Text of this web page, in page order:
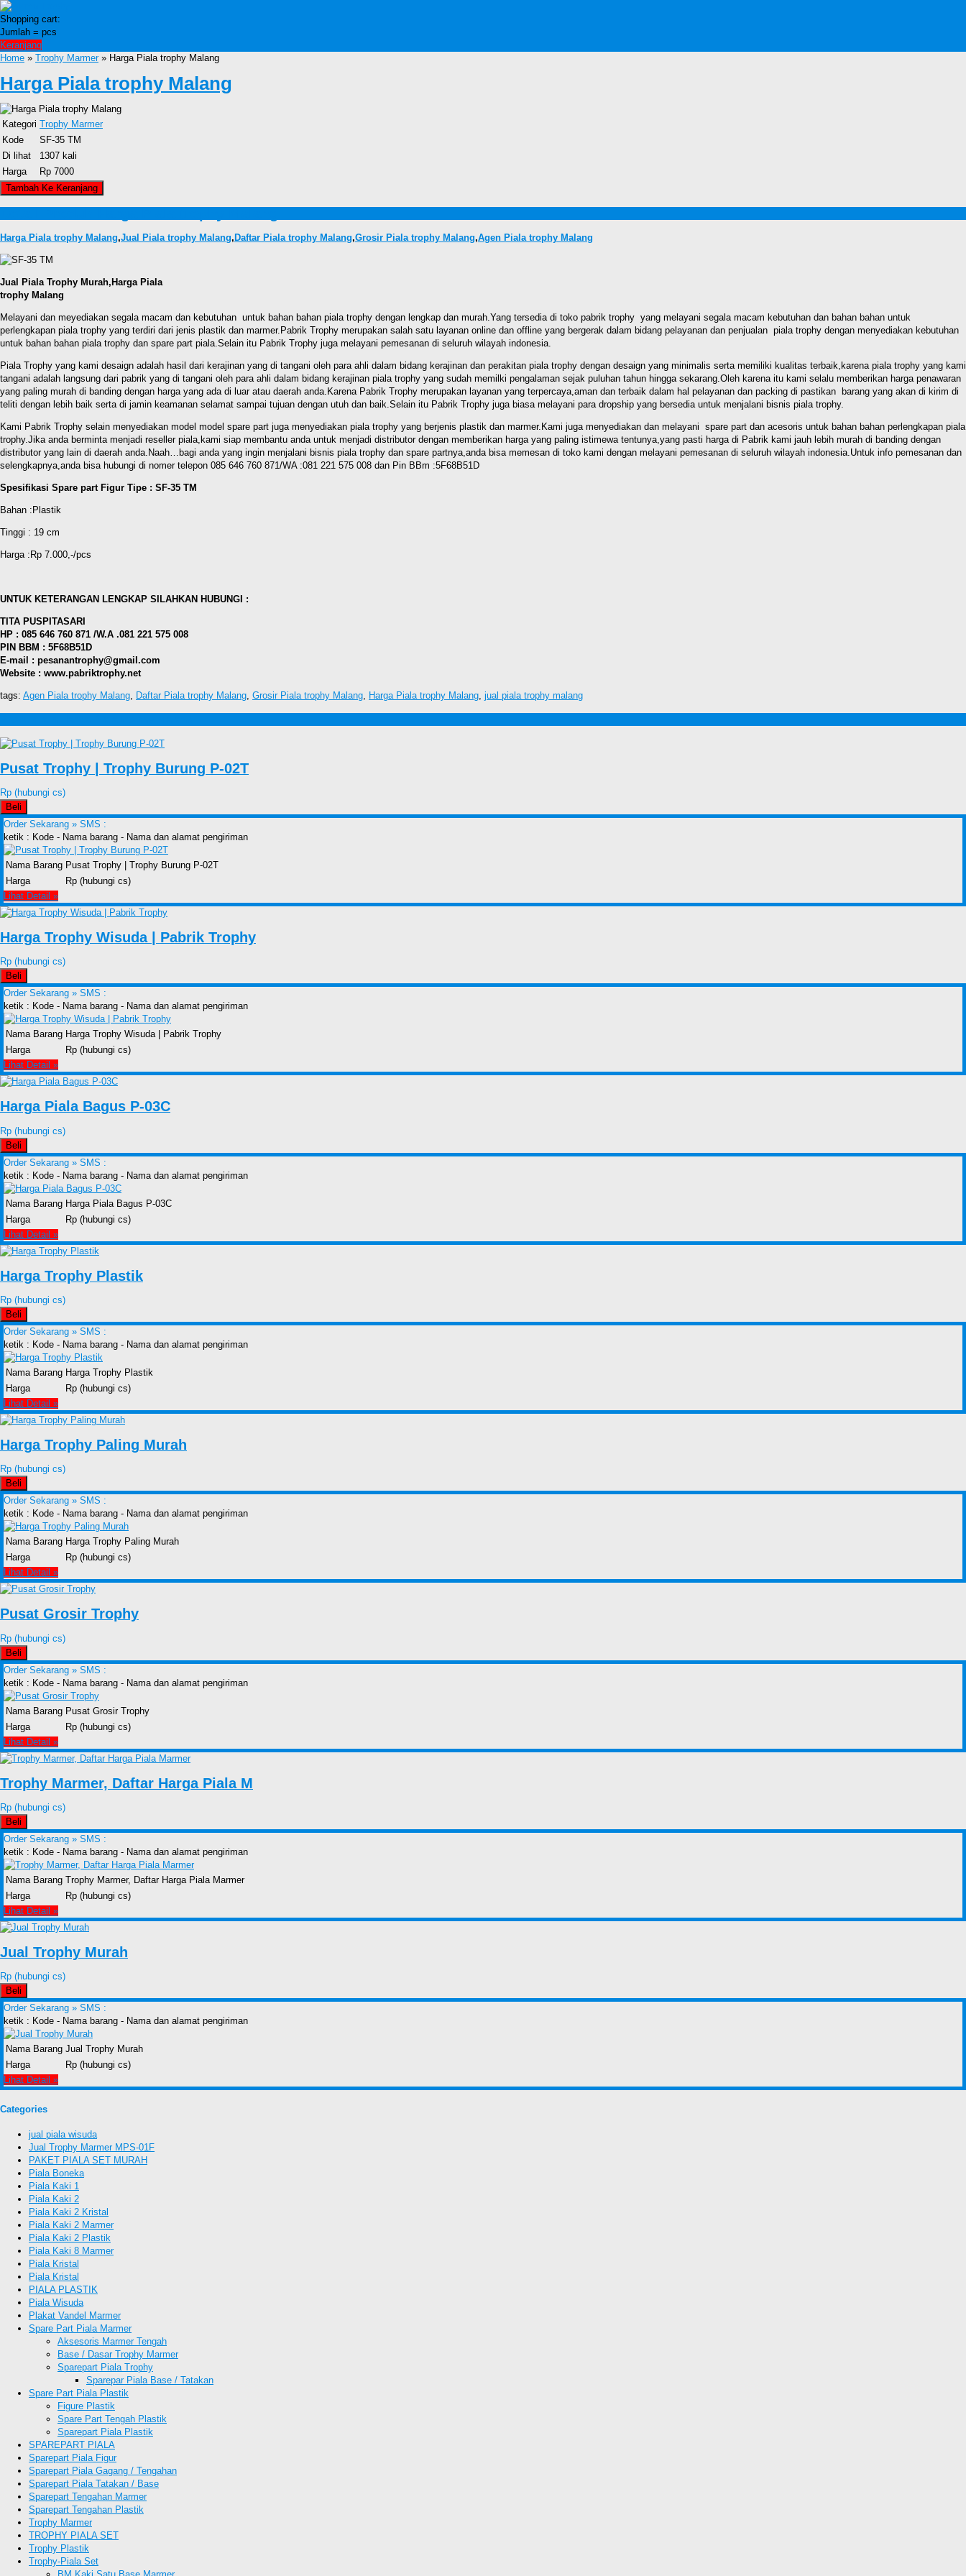
Shopping cart:
Jumlah = pcs
Keranjang
Home » Trophy Marmer» Harga Piala trophy Malang
Harga Piala trophy Malang
Kategori Trophy Marmer
Kode
SF-35 TM
Di lihat
1307 kali
Harga
Rp 7000
Harga Piala trophy Malang,Jual Piala trophy Malang, Daftar Piala trophy Malang,Grosir Piala trophy Malang,Agen Piala trophy Malang
Jual Piala Trophy Murah,Harga Piala
trophy Malang
Melayani dan meyediakan segala macam dan kebutuhan untuk bahan bahan piala trophy dengan lengkap dan murah.Yang tersedia di toko pabrik trophy yang melayani segala macam kebutuhan dan bahan bahan untuk
perlengkapan piala trophy yang terdiri dari jenis plastik dan marmer.Pabrik Trophy merupakan salah satu layanan online dan offline yang bergerak dalam bidang pelayanan dan penjualan piala trophy dengan menyediakan kebutuhan
untuk bahan bahan piala trophy dan spare part piala.Selain itu Pabrik Trophy juga melayani pemesanan di seluruh wilayah indonesia.
Piala Trophy yang kami desaign adalah hasil dari kerajinan yang di tangani oleh para ahli dalam bidang kerajinan dan perakitan piala trophy dengan desaign yang minimalis serta memiliki kualitas terbaik,karena piala trophy yang kami
tangani adalah langsung dari pabrik yang di tangani oleh para ahli dalam bidang kerajinan piala trophy yang sudah memilki pengalaman sejak puluhan tahun hingga sekarang.Oleh karena itu kami selalu memberikan harga penawaran
yang paling murah di banding dengan harga yang ada di luar atau daerah anda.Karena Pabrik Trophy merupakan layanan yang terpercaya,aman dan terbaik dalam hal pelayanan dan packing di pastikan barang yang akan di kirim di
teliti dengan lebih baik serta di jamin keamanan selamat sampai tujuan dengan utuh dan baik.Selain itu Pabrik Trophy juga biasa melayani para dropship yang bersedia untuk menjalani bisnis piala trophy.
Kami Pabrik Trophy selain menyediakan model model spare part juga menyediakan piala trophy yang berjenis plastik dan marmer.Kami juga menyediakan dan melayani spare part dan acesoris untuk bahan bahan perlengkapan piala
trophy.Jika anda berminta menjadi reseller piala,kami siap membantu anda untuk menjadi distributor dengan memberikan harga yang paling istimewa tentunya,yang pasti harga di Pabrik kami jauh lebih murah di banding dengan
distributor yang lain di daerah anda.Naah…bagi anda yang ingin menjalani bisnis piala trophy dan spare partnya,anda bisa memesan di toko kami dengan melayani pemesanan di seluruh wilayah indonesia.Untuk info pemesanan dan
selengkapnya,anda bisa hubungi di nomer telepon 085 646 760 871/WA :081 221 575 008 dan Pin BBm :5F68B51D
Spesifikasi Spare part Figur Tipe : SF-35 TM
Bahan :Plastik
Tinggi : 19 cm
Harga :Rp 7.000,-/pcs
UNTUK KETERANGAN LENGKAP SILAHKAN HUBUNGI :
TITA PUSPITASARI
HP : 085 646 760 871 /W.A .081 221 575 008
PIN BBM : 5F68B51D
E-mail : pesanantrophy@gmail.com
Website : www.pabriktrophy.net
tags: Agen Piala trophy Malang, Daftar Piala trophy Malang, Grosir Piala trophy Malang, Harga Piala trophy Malang, jual piala trophy malang
Pusat Trophy | Trophy Burung P-02T
Rp (hubungi cs)
Beli
Order Sekarang » SMS :
ketik : Kode - Nama barang - Nama dan alamat pengiriman
Nama Barang Pusat Trophy | Trophy Burung P-02T
Harga
Rp (hubungi cs)
Lihat Detail »
Harga Trophy Wisuda | Pabrik Trophy
Rp (hubungi cs)
Beli
Order Sekarang » SMS :
ketik : Kode - Nama barang - Nama dan alamat pengiriman
Nama Barang Harga Trophy Wisuda | Pabrik Trophy
Harga
Rp (hubungi cs)
Lihat Detail »
Harga Piala Bagus P-03C
Rp (hubungi cs)
Beli
Order Sekarang » SMS :
ketik : Kode - Nama barang - Nama dan alamat pengiriman
Nama Barang Harga Piala Bagus P-03C
Harga
Rp (hubungi cs)
Lihat Detail »
Harga Trophy Plastik
Rp (hubungi cs)
Beli
Order Sekarang » SMS :
ketik : Kode - Nama barang - Nama dan alamat pengiriman
Nama Barang Harga Trophy Plastik
Harga
Rp (hubungi cs)
Lihat Detail »
Harga Trophy Paling Murah
Rp (hubungi cs)
Beli
Order Sekarang » SMS :
ketik : Kode - Nama barang - Nama dan alamat pengiriman
Nama Barang Harga Trophy Paling Murah
Harga
Rp (hubungi cs)
Lihat Detail »
Pusat Grosir Trophy
Rp (hubungi cs)
Beli
Order Sekarang » SMS :
ketik : Kode - Nama barang - Nama dan alamat pengiriman
Nama Barang Pusat Grosir Trophy
Harga
Rp (hubungi cs)
Lihat Detail »
Trophy Marmer, Daftar Harga Piala M
Rp (hubungi cs)
Beli
Order Sekarang » SMS :
ketik : Kode - Nama barang - Nama dan alamat pengiriman
Nama Barang Trophy Marmer, Daftar Harga Piala Marmer
Harga
Rp (hubungi cs)
Lihat Detail »
Jual Trophy Murah
Rp (hubungi cs)
Beli
Order Sekarang » SMS :
ketik : Kode - Nama barang - Nama dan alamat pengiriman
Nama Barang Jual Trophy Murah
Harga
Rp (hubungi cs)
Lihat Detail »
Categories
jual piala wisuda
Jual Trophy Marmer MPS-01F
PAKET PIALA SET MURAH
Piala Boneka
Piala Kaki 1
Piala Kaki 2
Piala Kaki 2 Kristal
Piala Kaki 2 Marmer
Piala Kaki 2 Plastik
Piala Kaki 8 Marmer
Piala Kristal
Piala Kristal
PIALA PLASTIK
Piala Wisuda
Plakat Vandel Marmer
Spare Part Piala Marmer
Aksesoris Marmer Tengah
Base / Dasar Trophy Marmer
Sparepart Piala Trophy
Sparepar Piala Base / Tatakan
Spare Part Piala Plastik
Figure Plastik
Spare Part Tengah Plastik
Sparepart Piala Plastik
SPAREPART PIALA
Sparepart Piala Figur
Sparepart Piala Gagang / Tengahan
Sparepart Piala Tatakan / Base
Sparepart Tengahan Marmer
Sparepart Tengahan Plastik
Trophy Marmer
TROPHY PIALA SET
Trophy Plastik
Trophy-Piala Set